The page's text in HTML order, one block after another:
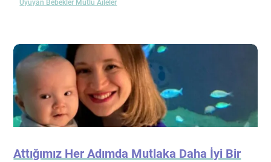
Uyuyan Bebekler Mutlu Aileler
Attığımız Her Adımda Mutlaka Daha İyi Bir